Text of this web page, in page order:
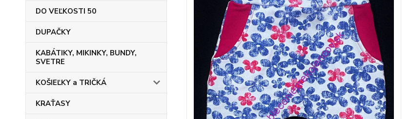
DO VEĽKOSTI 50
DUPAČKY
KABÁTIKY, MIKINKY, BUNDY,
SVETRE
KOŠIEĽKY a TRIČKÁ
KRAŤASY